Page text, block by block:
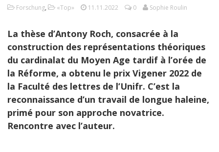
Forschung, «Top» 11.11.2022 0 Sophie Roulin
La thèse d’Antony Roch, consacrée à la
construction des représentations théoriques
du cardinalat du Moyen Age tardif à l’orée de
la Réforme, a obtenu le prix Vigener 2022 de
la Faculté des lettres de l’Unifr. C’est la
reconnaissance d’un travail de longue haleine,
primé pour son approche novatrice.
Rencontre avec l’auteur.